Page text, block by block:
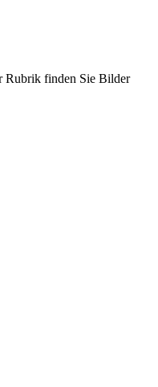
Rubrik finden Sie Bilder